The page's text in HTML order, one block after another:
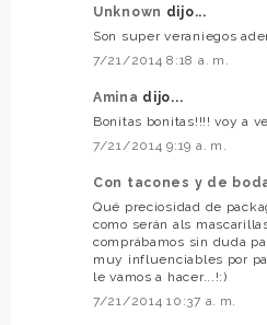
Unknown dijo...
Son super veraniegos
7/21/2014 8:18 a. m.
Amina dijo...
Bonitas bonitas!!!! voy a
7/21/2014 9:19 a. m.
Con tacones y de
Qué preciosidad de
como serán als
comprábamos sin duda
muy influenciables por
le vamos a hacer...!:)
7/21/2014 10:37 a. m.